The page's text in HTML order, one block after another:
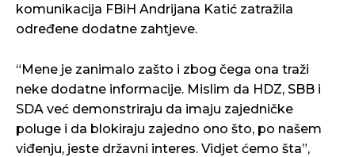
komunikacija FBiH Andrijana Katić zatražila
određene dodatne zahtjeve.
“Mene je zanimalo zašto i zbog čega ona traži
neke dodatne informacije. Mislim da HDZ, SBB i
SDA već demonstriraju da imaju zajedničke
poluge i da blokiraju zajedno ono što, po našem
viđenju, jeste državni interes. Vidjet ćemo šta”,